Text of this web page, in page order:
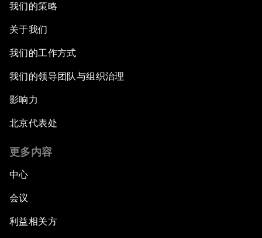
我们的策略
关于我们
我们的工作方式
我们的领导团队与组织治理
影响力
北京代表处
更多内容
中心
会议
利益相关方